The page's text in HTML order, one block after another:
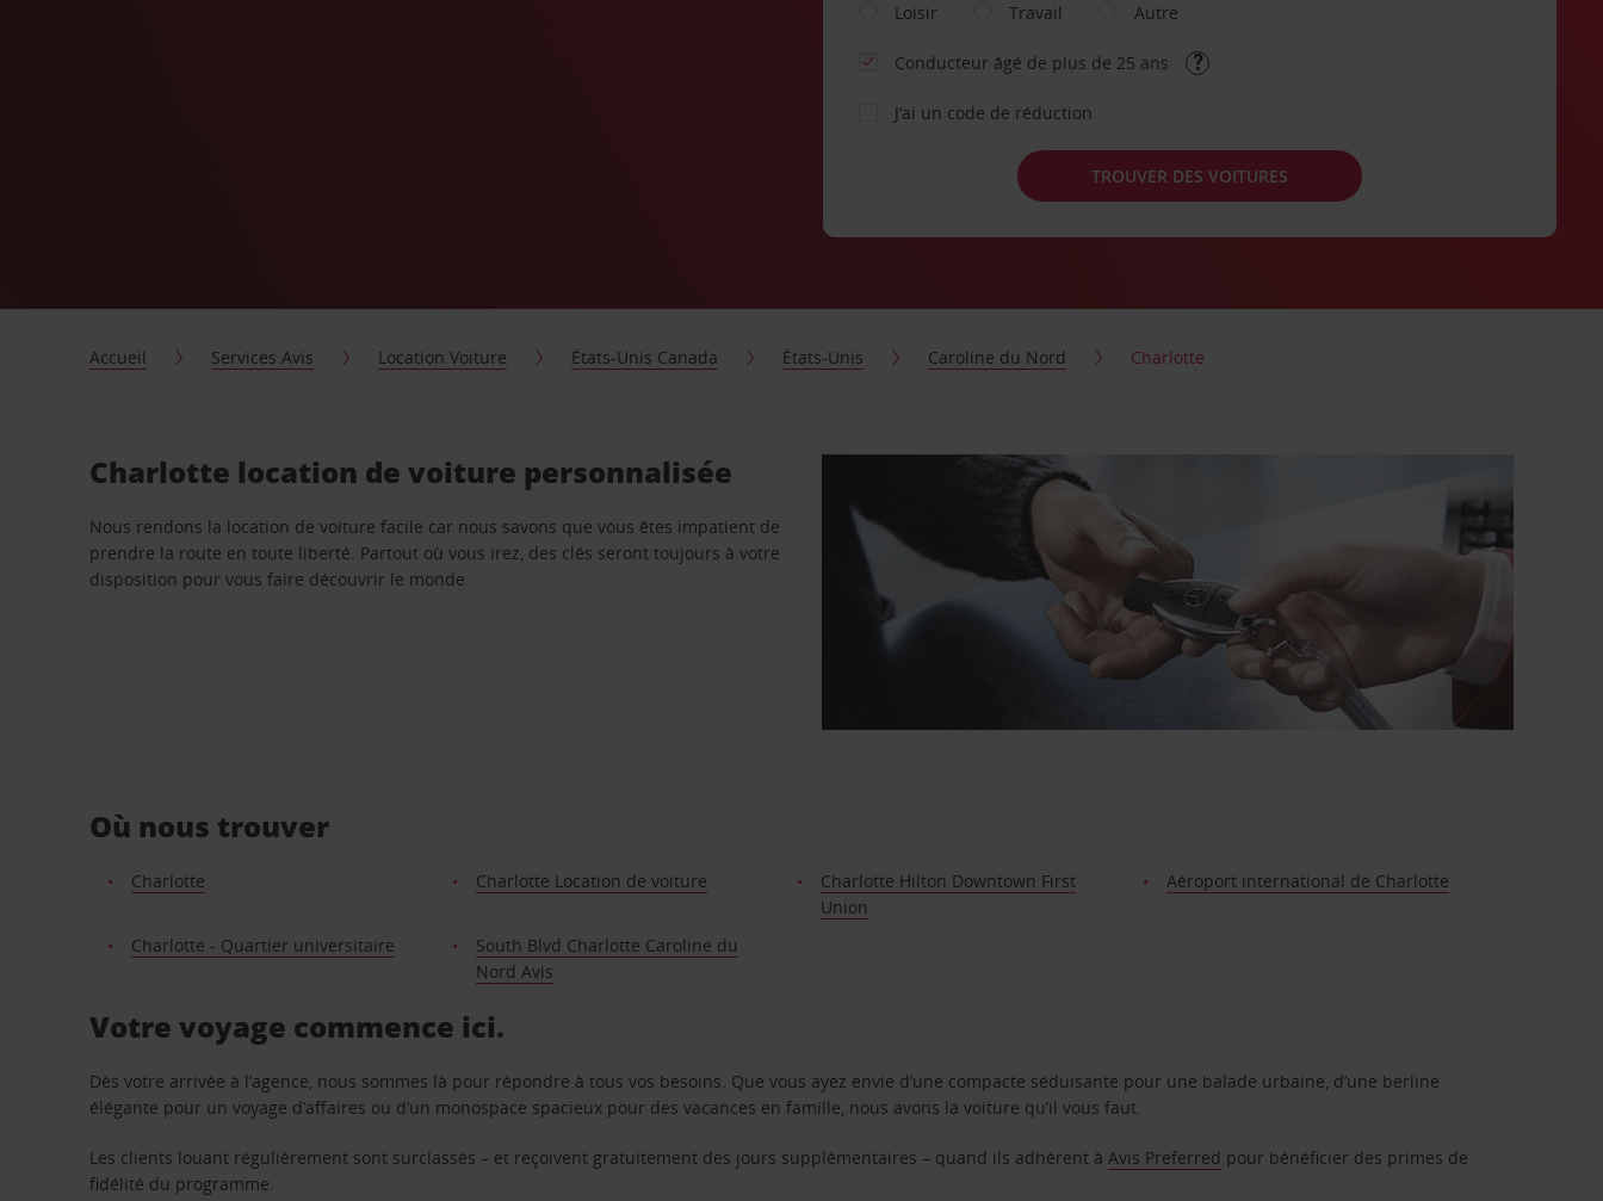
Loisir
Travail Autre
Conducteur âgé de plus de 25 ans
J’ai un code de réduction
TROUVER DES VOITURES
Accueil Services Avis Location Voiture États-Unis Canada États-Unis Caroline du Nord Charlotte
Charlotte location de voiture personnalisée
Nous rendons la location de voiture facile car nous savons que vous êtes impatient de
prendre la route en toute liberté. Partout où vous irez, des clés seront toujours à votre
disposition pour vous faire découvrir le monde.
Où nous trouver
Charlotte Charlotte Location de voiture
Charlotte Hilton Downtown First
Union
Aéroport international de Charlotte
Charlotte - Quartier universitaire
South Blvd Charlotte Caroline du
Nord Avis
Votre voyage commence ici.
Dès votre arrivée à l’agence, nous sommes là pour répondre à tous vos besoins. Que vous ayez envie d’une compacte séduisante pour une balade urbaine, d’une berline
élégante pour un voyage d’affaires ou d’un monospace spacieux pour des vacances en famille, nous avons la voiture qu’il vous faut.
Les clients louant régulièrement sont surclassés – et reçoivent gratuitement des jours supplémentaires – quand ils adhèrent àAvis Preferred pour bénéficier des primes de
fidélité du programme.